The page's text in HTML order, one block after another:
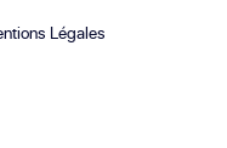
Légales